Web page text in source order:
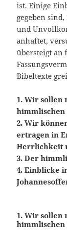
ist. Einige
gegeben
und
anhaftet,
übersteigt an
Bibeltexte
1. Wir sollen
himmlischen
2. Wir
ertragen in
Herrlichkeit
3. Der
4. Einblicke
1. Wir sollen
himmlischen